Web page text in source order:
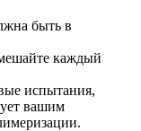
быть в
каждый
испытания,
вашим